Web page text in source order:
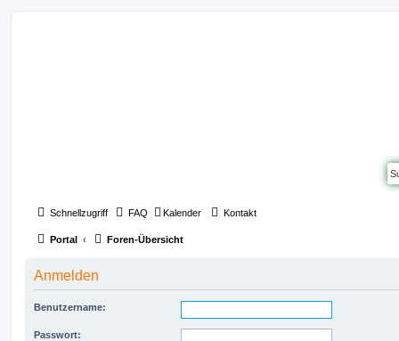
Schnellzugriff FAQ Kalender Kontakt
Portal Foren-Übersicht
Anmelden
Benutzername:
Passwort: